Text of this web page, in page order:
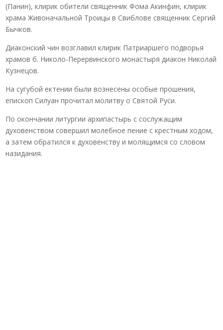
(Панин), клирик обители священник Фома Акинфин, клирик
храма Живоначальной Троицы в Свиблове священник Сергий
Бычков.
Диаконский чин возглавил клирик Патриаршего подворья
храмов б. Николо-Перервинского монастыря диакон Николай
Кузнецов.
На сугубой ектении были вознесены особые прошения,
епископ Силуан прочитал молитву о Святой Руси.
По окончании литургии архипастырь с сослужащим
духовенством совершил молебное пение с крестным ходом,
а затем обратился к духовенству и молящимся со словом
назидания.